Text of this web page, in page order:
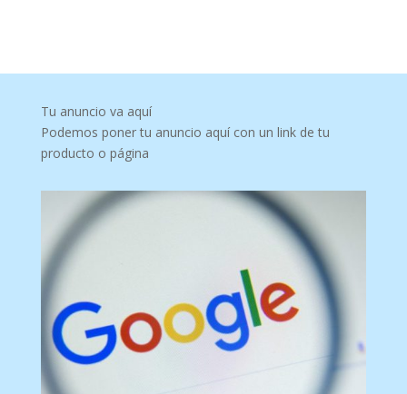
Tu anuncio va aquí
Podemos poner tu anuncio aquí con un link de tu
producto o página